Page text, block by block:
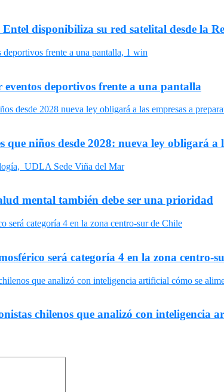
disponibiliza su red satelital desde la
deportivos frente a una pantalla
niños desde 2028: nueva ley obligará a
mental también debe ser una prioridad
será categoría 4 en la zona centro-
chilenos que analizó con inteligencia